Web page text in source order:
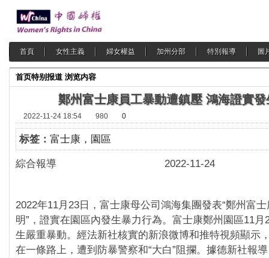
首頁 女性主義 婦女權益 加州分部 特別報導 圖
首页特别报道 浏览内容
鄭州富士康員工暴動遭鎮壓 鴻海證實發
2022-11-24 18:54 980 0
标签： 富士康，園區
綜合報導 2022-11-24
2022年11月23日，富士康母公司鴻海集團發表“鄭州富
明”，證實在園區內發生暴力行為。富士康鄭州園區11月
生嚴重暴動。經法新社核實的新浪微博和推特視頻顯示
在一條路上，遭到防暴警察和“大白”阻攔。據德新社報